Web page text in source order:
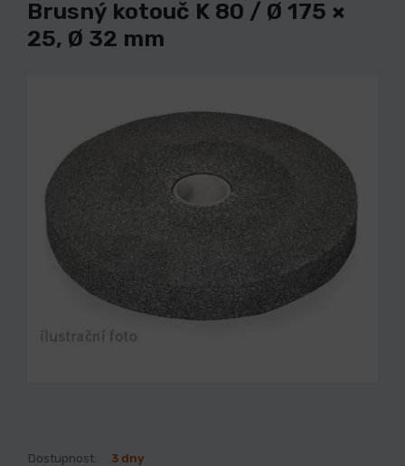
Brusný kotouč K 80 / Ø 175 ×
25, Ø 32 mm
Dostupnost: 3 dny